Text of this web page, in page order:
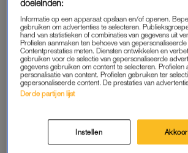
De chillste deals: win een e-
elektrische fiets
Lees LINDA.meiden online
Geen gedoe: iedere maand
opzegbaar
START GRATIS
doeleinden:
Informatie op een apparaat opslaan en/of openen.
gebruiken om advertenties te selecteren.
hand van statistieken of combinaties van gegevens uit
Profielen aanmaken ten behoeve van
Contentprestaties meten. Diensten ontwikkelen en
gebruiken voor de selectie van gepersonaliseerde
gegevens gebruiken om content te selecteren. Profielen
personalisatie van content. Profielen gebruiken ter
gepersonaliseerde content. De prestaties van
Derde partijen lijst
Instellen